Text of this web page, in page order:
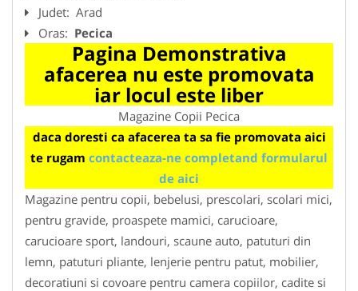
Judet: Arad
Oras: Pecica
Pagina Demonstrativa
afacerea nu este promovata
iar locul este liber
Magazine Copii Pecica
daca doresti ca afacerea ta sa fie promovata aici
te rugam contacteaza-ne completand formularul
de aici
Magazine pentru copii, bebelusi, prescolari, scolari mici,
pentru gravide, proaspete mamici, carucioare,
carucioare sport, landouri, scaune auto, patuturi din
lemn, patuturi pliante, lenjerie pentru patut, mobilier,
decoratiuni si covoare pentru camera copiilor, cadite si